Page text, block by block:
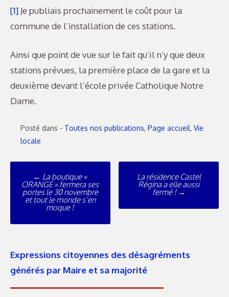
[1] Je publiais prochainement le coût pour la
commune de l’installation de ces stations.
Ainsi que point de vue sur le fait qu’il n’y que deux
stations prévues, la première place de la gare et la
deuxième devant l’école privée Catholique Notre
Dame.
Posté dans - Toutes nos publications, Page accueil, Vie
locale
Poste
navigation
← La boutique «
ORANGE » fermera ses
portes le 30 novembre
et tout le monde s’en
moque !
La résidence Castel
Régina a elle aussi
fermé ! →
Expressions citoyennes des désagréments
générés par Maire et sa majorité